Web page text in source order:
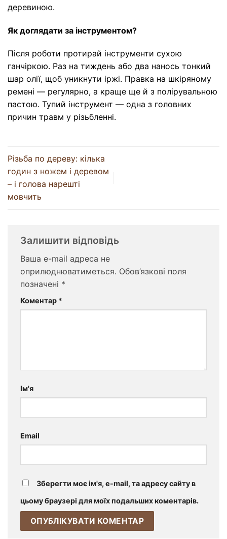
деревиною.
Як доглядати за інструментом?
Після роботи протирай інструменти сухою
ганчіркою. Раз на тиждень або два нанось тонкий
шар олії, щоб уникнути іржі. Правка на шкіряному
ремені — регулярно, а краще ще й з полірувальною
пастою. Тупий інструмент — одна з головних
причин травм у різьбленні.
Різьба по дереву: кілька
годин з ножем і деревом
– і голова нарешті
мовчить
Залишити відповідь
Ваша e-mail адреса не
оприлюднюватиметься. Обов’язкові поля
позначені *
Коментар *
Ім'я
Email
Зберегти моє ім'я, e-mail, та адресу сайту в
цьому браузері для моїх подальших коментарів.